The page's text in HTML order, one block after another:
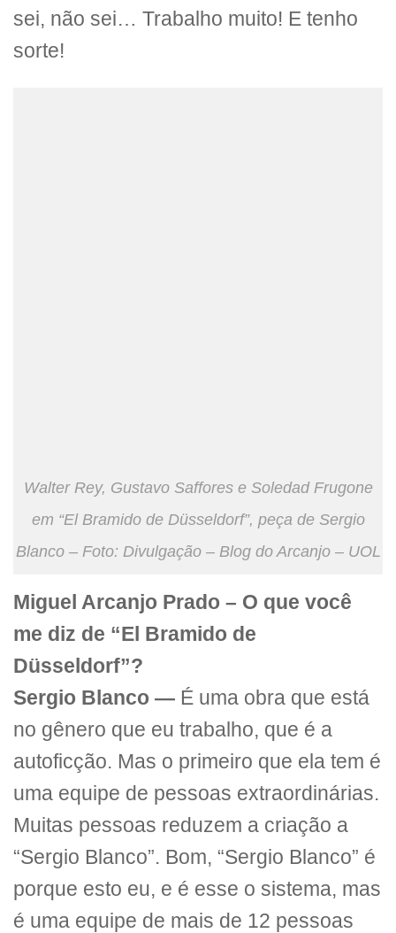
sei, não sei… Trabalho muito! E tenho
sorte!
Walter Rey, Gustavo Saffores e Soledad Frugone
em “El Bramido de Düsseldorf”, peça de Sergio
Blanco – Foto: Divulgação – Blog do Arcanjo – UOL
Miguel Arcanjo Prado – O que você
me diz de “El Bramido de
Düsseldorf”?
Sergio Blanco — É uma obra que está
no gênero que eu trabalho, que é a
autoficção. Mas o primeiro que ela tem é
uma equipe de pessoas extraordinárias.
Muitas pessoas reduzem a criação a
“Sergio Blanco”. Bom, “Sergio Blanco” é
porque esto eu, e é esse o sistema, mas
é uma equipe de mais de 12 pessoas